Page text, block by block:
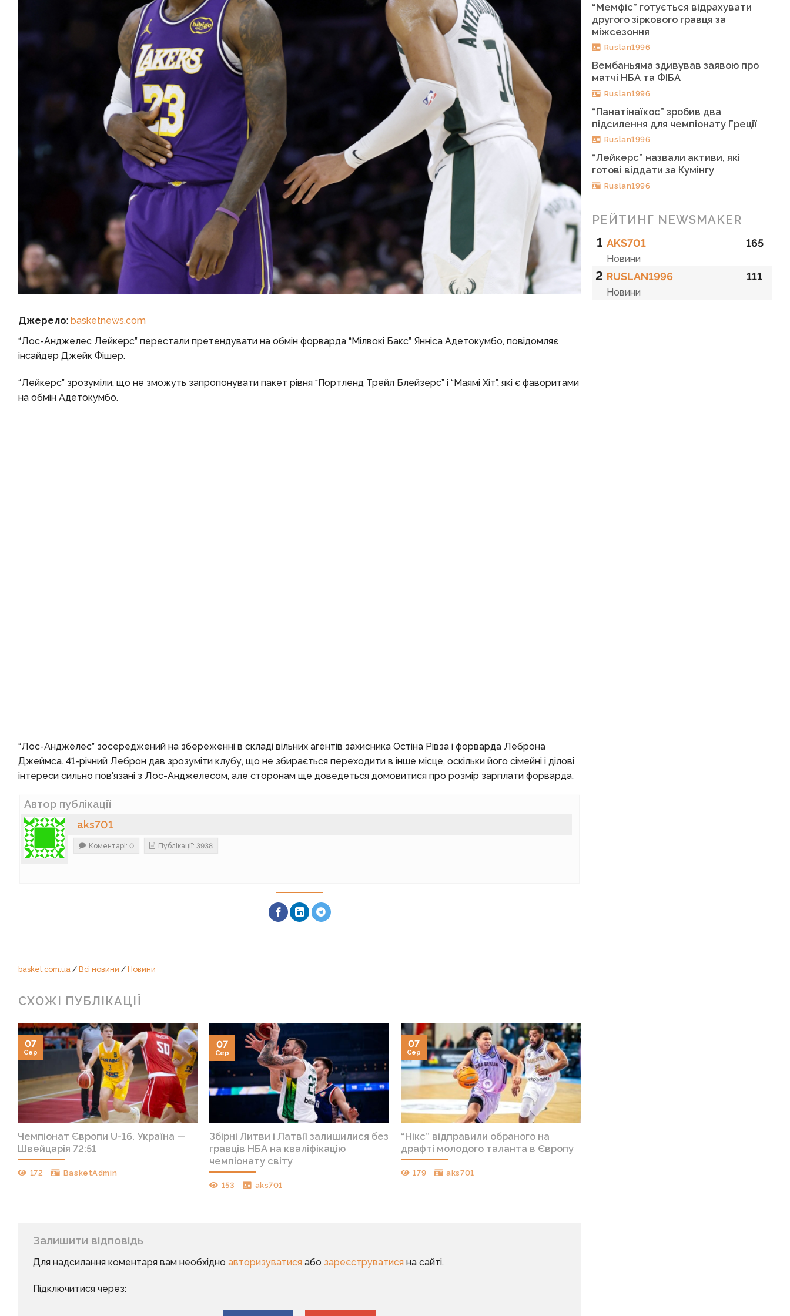
Джерело: basketnews.com
“Лос-Анджелес Лейкерс” перестали претендувати на обмін форварда “Мілвокі Бакс” Янніса Адетокумбо, повідомляє
інсайдер Джейк Фішер.
“Лейкерс” зрозуміли, що не зможуть запропонувати пакет рівня “Портленд Трейл Блейзерс” і “Маямі Хіт”, які є фаворитами
на обмін Адетокумбо.
“Лос-Анджелес” зосереджений на збереженні в складі вільних агентів захисника Остіна Рівза і форварда Леброна
Джеймса. 41-річний Леброн дав зрозуміти клубу, що не збирається переходити в інше місце, оскільки його сімейні і ділові
інтереси сильно пов’язані з Лос-Анджелесом, але сторонам ще доведеться домовитися про розмір зарплати форварда.
Автор публікації
aks701
Коментарі: 0 Публікації: 3938
basket.com.ua/ Всі новини / Новини
СХОЖІ ПУБЛІКАЦІЇ
Чемпіонат Європи U-16. Україна —
Швейцарія 72:51
172 BasketAdmin
07
Сер
Збірні Литви і Латвії залишилися без
гравців НБА на кваліфікацію
чемпіонату світу
153 aks701
07
Сер
“Нікс” відправили обраного на
драфті молодого таланта в Європу
179 aks701
07
Сер
Залишити відповідь
Для надсилання коментаря вам необхідно авторизуватисяабо зареєструватисяна сайті.
Підключитися через:
“Мемфіс” готується відрахувати
другого зіркового гравця за
міжсезоння
Ruslan1996
Вембаньяма здивував заявою про
матчі НБА та ФІБА
Ruslan1996
“Панатінаїкос” зробив два
підсилення для чемпіонату Греції
Ruslan1996
“Лейкерс” назвали активи, які
готові віддати за Кумінгу
Ruslan1996
РЕЙТИНГ NEWSMAKER
1 AKS701
Новини
165
2 RUSLAN1996
Новини
111